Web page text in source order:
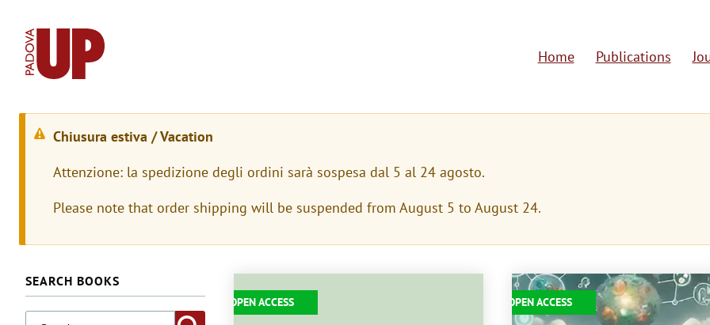
a
n
i
Home Publications
W
r
n
i
n
Chiusura estiva / Vacation
Attenzione: la spedizione degli ordini sarà sospesa dal 5 al 24 agosto.
Please note that order shipping will be suspended from August 5 to August 24.
OPEN ACCESS OPEN ACCESS
Immagine
SEARCH BOOKS